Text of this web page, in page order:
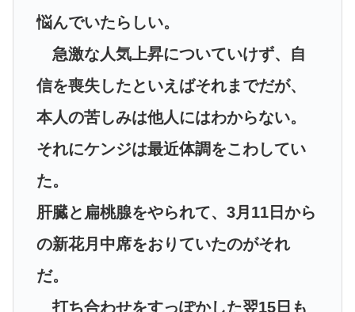
悩んでいたらしい。
急激な人気上昇についていけず、自
信を喪失したといえばそれまでだが、
本人の苦しみは他人にはわからない。
それにケンジは最近体調をこわしてい
た。
肝臓と扁桃腺をやられて、3月11日から
の新花月中席をおりていたのがそれ
だ。
打ち合わせをすっぽかした翌15日も